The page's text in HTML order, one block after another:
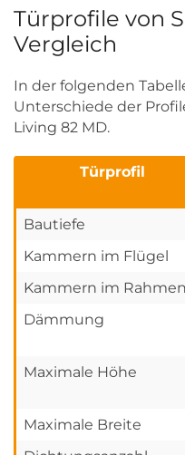
Türprofile von
Vergleich
In der folgenden
Unterschiede der
Living 82 MD.
Türprofil
Bautiefe
Kammern im Flügel
Kammern im Rahmen
Dämmung
Maximale Höhe
Maximale Breite